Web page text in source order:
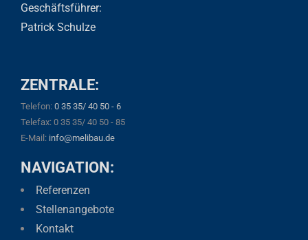
Geschäftsführer:
Patrick Schulze
ZENTRALE:
Telefon: 0 35 35/ 40 50 - 6
Telefax: 0 35 35/ 40 50 - 85
E-Mail: info@melibau.de
NAVIGATION:
Referenzen
Stellenangebote
Kontakt